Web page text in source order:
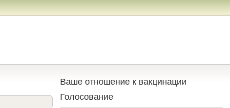
Ваше отношение к вакцинации
Голосование